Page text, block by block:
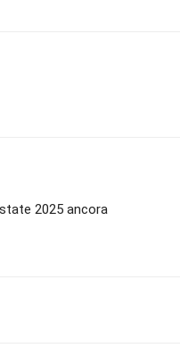
2025 ancora